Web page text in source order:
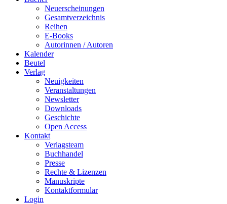
Neuerscheinungen
Gesamtverzeichnis
Reihen
E-Books
Autorinnen / Autoren
Kalender
Beutel
Verlag
Neuigkeiten
Veranstaltungen
Newsletter
Downloads
Geschichte
Open Access
Kontakt
Verlagsteam
Buchhandel
Presse
Rechte & Lizenzen
Manuskripte
Kontaktformular
Login